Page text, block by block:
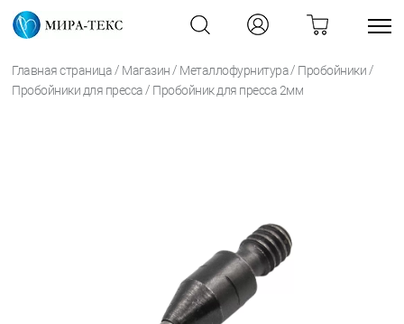
Главная страница / Магазин / Металлофурнитура / Пробойники /
Пробойники для пресса / Пробойник для пресса 2мм